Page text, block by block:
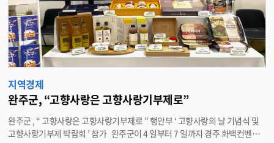
지역경제
완주군, “고향사랑은 고향사랑기부제로”
완주군 , “ 고향사랑은 고향사랑기부제로 ” 행안부 ‘ 고향사랑의 날 기념식 및
고향사랑기부제 박람회 ’ 참가 완주군이 4 일부터 7 일까지 경주 화백컨벤션